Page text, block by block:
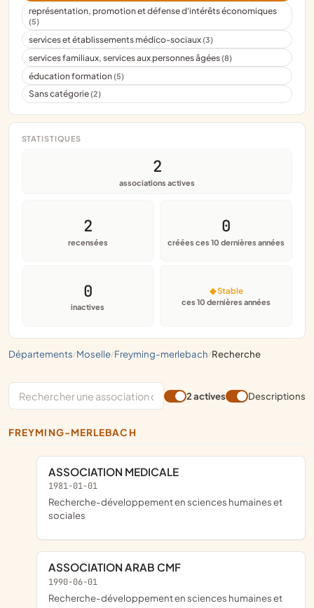
départements/ moselle/ freyming-merlebach/ recherche
représentation, promotion et défense d'intérêts économiques
(5)
services et établissements médico-sociaux(3)
services familiaux, services aux personnes âgées(8)
éducation formation(5)
Sans catégorie(2)
STATISTIQUES
2
associations actives
2
recensées
0
créées ces 10 dernières années
0
inactives
◆ Stable
ces 10 dernières années
2 actives Descriptions
FREYMING-MERLEBACH
ASSOCIATION MEDICALE
1981-01-01
Recherche-développement en sciences humaines et
sociales
ASSOCIATION ARAB CMF
1990-06-01
Recherche-développement en sciences humaines et